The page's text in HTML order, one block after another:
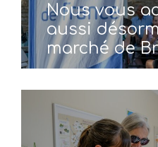
Nous vous
aussi
marché de